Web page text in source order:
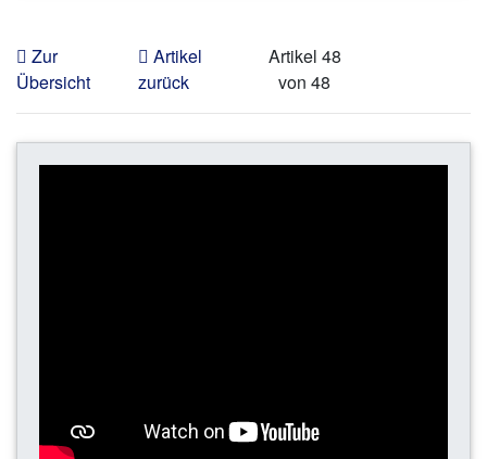
Zur
Übersicht
Artikel
zurück
Artikel 48
von 48